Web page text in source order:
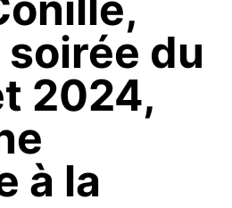
du
2024,
à la